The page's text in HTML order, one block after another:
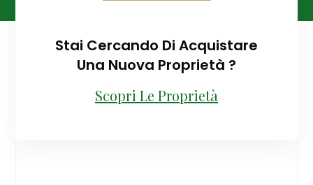
Stai Cercando Di Acquistare
Una Nuova Proprietà ?
Scopri Le Proprietà